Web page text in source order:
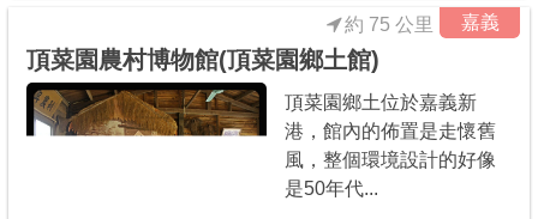
嘉義
頂菜園農村博物館(頂菜園鄉土館)
約 75 公里
頂菜園鄉土位於嘉義新
港，館內的佈置是走懷舊
風，整個環境設計的好像
是50年代...